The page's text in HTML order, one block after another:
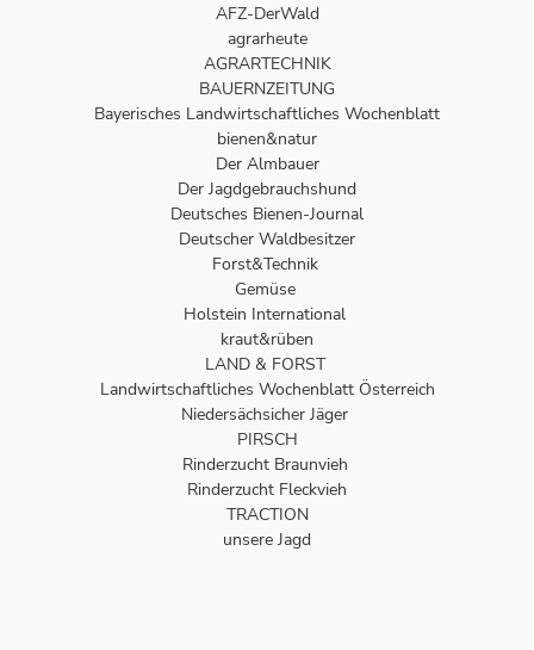
AFZ-DerWald
agrarheute
AGRARTECHNIK
BAUERNZEITUNG
Bayerisches Landwirtschaftliches Wochenblatt
bienen&natur
Der Almbauer
Der Jagdgebrauchshund
Deutsches Bienen-Journal
Deutscher Waldbesitzer
Forst&Technik
Gemüse
Holstein International
kraut&rüben
LAND & FORST
Landwirtschaftliches Wochenblatt Österreich
Niedersächsicher Jäger
PIRSCH
Rinderzucht Braunvieh
Rinderzucht Fleckvieh
TRACTION
unsere Jagd